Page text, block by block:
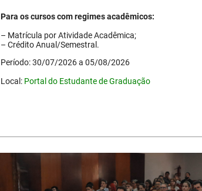
Para os cursos com regimes acadêmicos:
– Matrícula por Atividade Acadêmica;
– Crédito Anual/Semestral.
Período: 30/07/2026 a 05/08/2026
Local: Portal do Estudante de Graduação